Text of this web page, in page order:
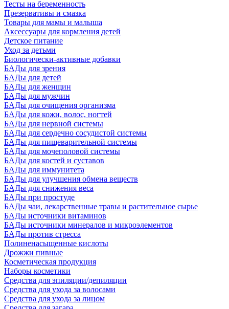
Тесты на беременность
Презервативы и смазка
Товары для мамы и малыша
Аксессуары для кормления детей
Детское питание
Уход за детьми
Биологически-активные добавки
БАДы для зрения
БАДы для детей
БАДы для женщин
БАДы для мужчин
БАДы для очищения организма
БАДы для кожи, волос, ногтей
БАДы для нервной системы
БАДы для сердечно сосудистой системы
БАДы для пищеварительной системы
БАДы для мочеполовой системы
БАДы для костей и суставов
БАДы для иммунитета
БАДы для улучшения обмена веществ
БАДы для снижения веса
БАДы при простуде
БАДы чаи, лекарственные травы и растительное сырье
БАДы источники витаминов
БАДы источники минералов и микроэлементов
БАДы против стресса
Полиненасыщенные кислоты
Дрожжи пивные
Косметическая продукция
Наборы косметики
Средства для эпиляции/депиляции
Средства для ухода за волосами
Средства для ухода за лицом